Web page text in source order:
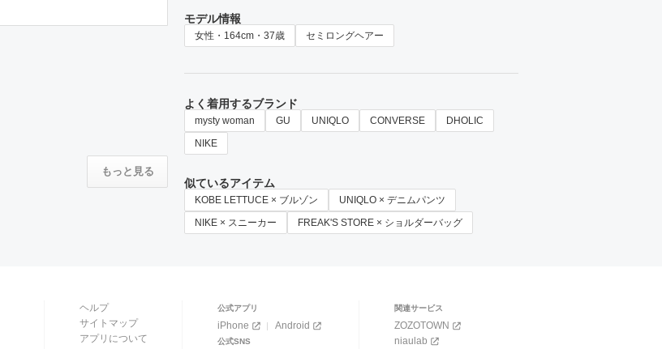
モデル情報
女性・164cm・37歳 セミロングヘアー
よく着用するブランド
mysty woman GU UNIQLO CONVERSE
DHOLIC
NIKE
似ているアイテム
KOBE LETTUCE × ブルゾン
UNIQLO × デニムパンツ
NIKE × スニーカー
FREAK'S STORE × ショルダーバッグ
もっと見る
ヘルプ
サイトマップ
アプリについて
公式アプリ
iPhone Android
公式SNS
関連サービス
ZOZOTOWN
niaulab